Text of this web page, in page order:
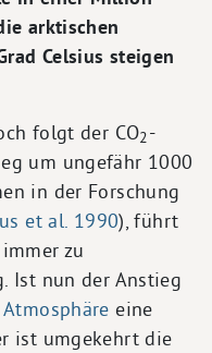
arktischen
Celsius steigen
folgt der CO2-
um ungefähr 1000
in der Forschung
et al. 1990), führt
zu
Ist nun der Anstieg
Atmosphäre eine
ist umgekehrt die